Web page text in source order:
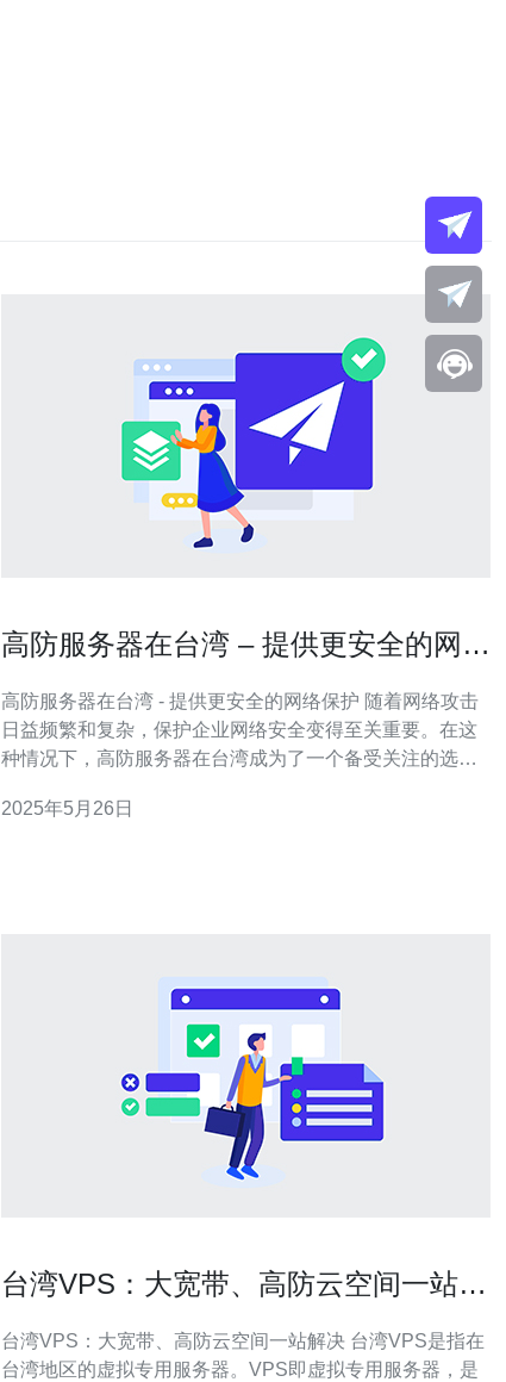
高防服务器在台湾 – 提供更安全的网络
高防服务器在台湾 - 提供更安全的网络保护 随着网络攻击
日益频繁和复杂，保护企业网络安全变得至关重要。在这
种情况下，高防服务器在台湾成为了一个备受关注的选
御各种网络攻击，确保网络运行的稳定和安全。 高防服务
2025年5月26日
台湾VPS：大宽带、高防云空间一站解
台湾VPS：大宽带、高防云空间一站解决 台湾VPS是指在
台湾地区的虚拟专用服务器。VPS即虚拟专用服务器，是